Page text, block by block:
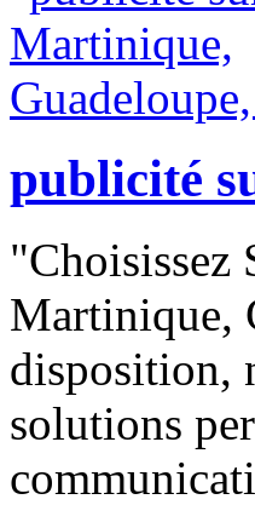
publicité
"Choisissez
Martinique,
disposition,
solutions